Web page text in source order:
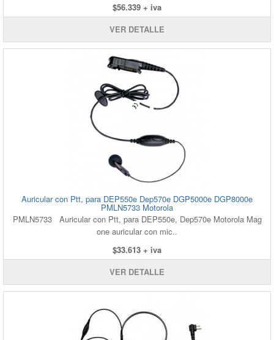
$56.339 + iva
VER DETALLE
Auricular con Ptt, para DEP550e Dep570e DGP5000e DGP8000e
PMLN5733 Motorola
PMLN5733 Auricular con Ptt, para DEP550e, Dep570e Motorola Mag
one auricular con mic..
$33.613 + iva
VER DETALLE